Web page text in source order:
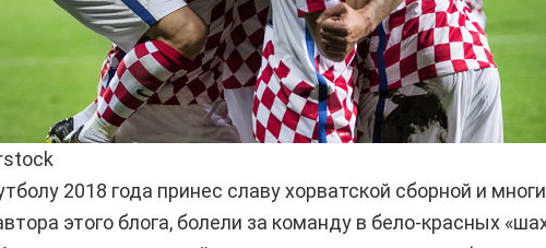
2018 года принес славу хорватской сборной и
этого блога, болели за команду в бело-красных